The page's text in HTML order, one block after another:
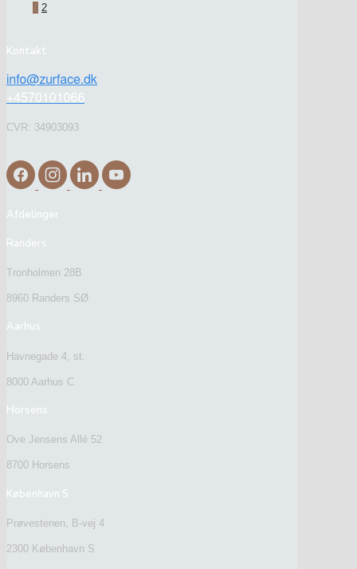
1 2
Kontakt
CVR: 34903093
Afdelinger
Randers
Tronholmen 28B
8960 Randers SØ
Aarhus
Havnegade 4, st.
8000 Aarhus C
Horsens
Ove Jensens Allé 52
8700 Horsens
København S
Prøvestenen, B-vej 4
2300 København S